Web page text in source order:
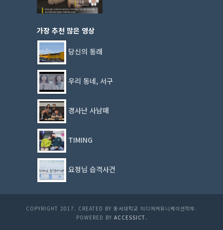
가장 추천 많은 영상
당신의 동래
우리 동네, 서구
경사난 사남매
TIMING
요정님 습격사건
COPYRIGHT 2017. CREATED BY 동서대학교 미디어커뮤니케이션학부.
POWERED BY ACCESSICT.